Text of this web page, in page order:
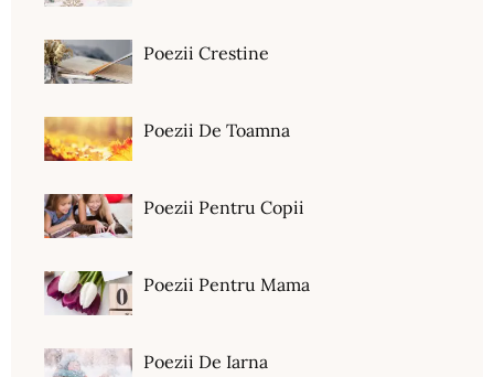
Poezii Crestine
Poezii De Toamna
Poezii Pentru Copii
Poezii Pentru Mama
Poezii De Iarna